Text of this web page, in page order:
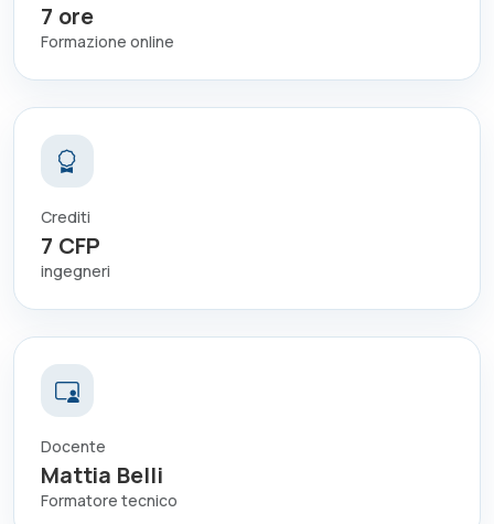
7 ore
Formazione online
Crediti
7 CFP
ingegneri
Docente
Mattia Belli
Formatore tecnico